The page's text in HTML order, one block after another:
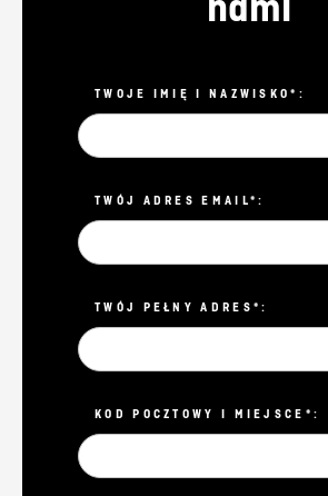
TWOJE IMIĘ I NAZWISKO*:
TWÓJ ADRES EMAIL*:
TWÓJ PEŁNY ADRES*:
KOD POCZTOWY I MIEJSCE*: